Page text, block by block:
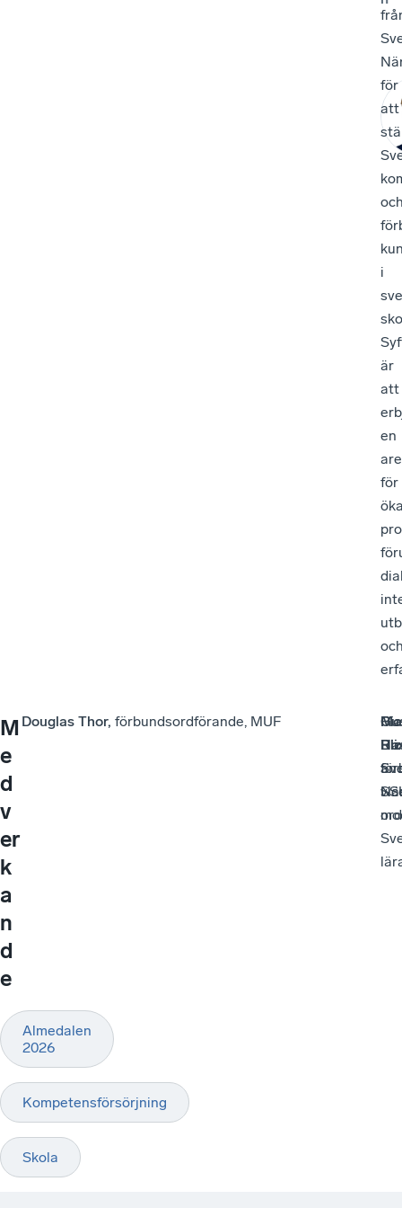
för
att
i
är
att
en
för
M
e
d
v
er
k
a
n
d
e
Douglas Thor, förbundsordförande, MUF
Pia
Almedalen
2026
Kompetensförsörjning
Skola